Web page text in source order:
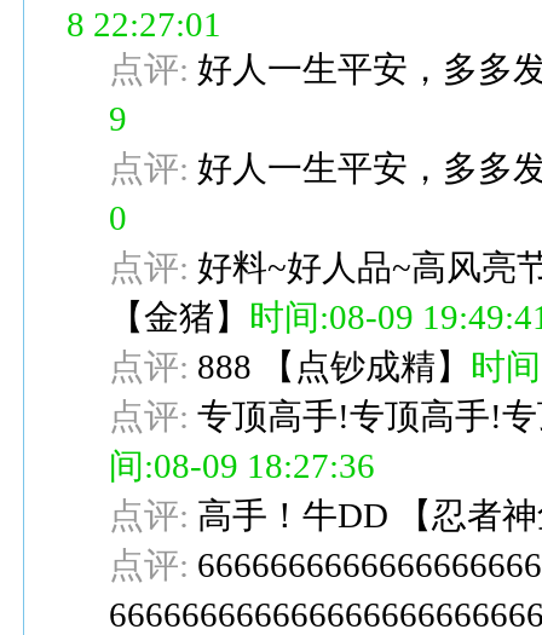
8 22:27:01
点评: 好人一生平安，多多
9
点评: 好人一生平安，多多
0
点评: 好料~好人品~高风亮
【金猪】 时间:08-09
点评: 888 【 点钞成精】 时
点评: 专顶高手!专顶高手!
间:08-09 18:27:36
点评: 高手！牛DD 【忍者
点评: